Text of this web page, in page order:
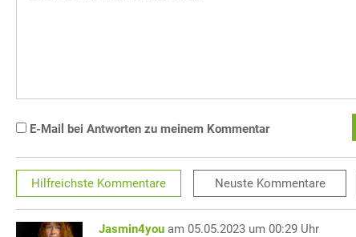
E-Mail bei Antworten zu meinem Kommentar
Hilfreichste Kommentare Neuste Kommentare
Jasmin4you am 05.05.2023 um 00:29 Uhr